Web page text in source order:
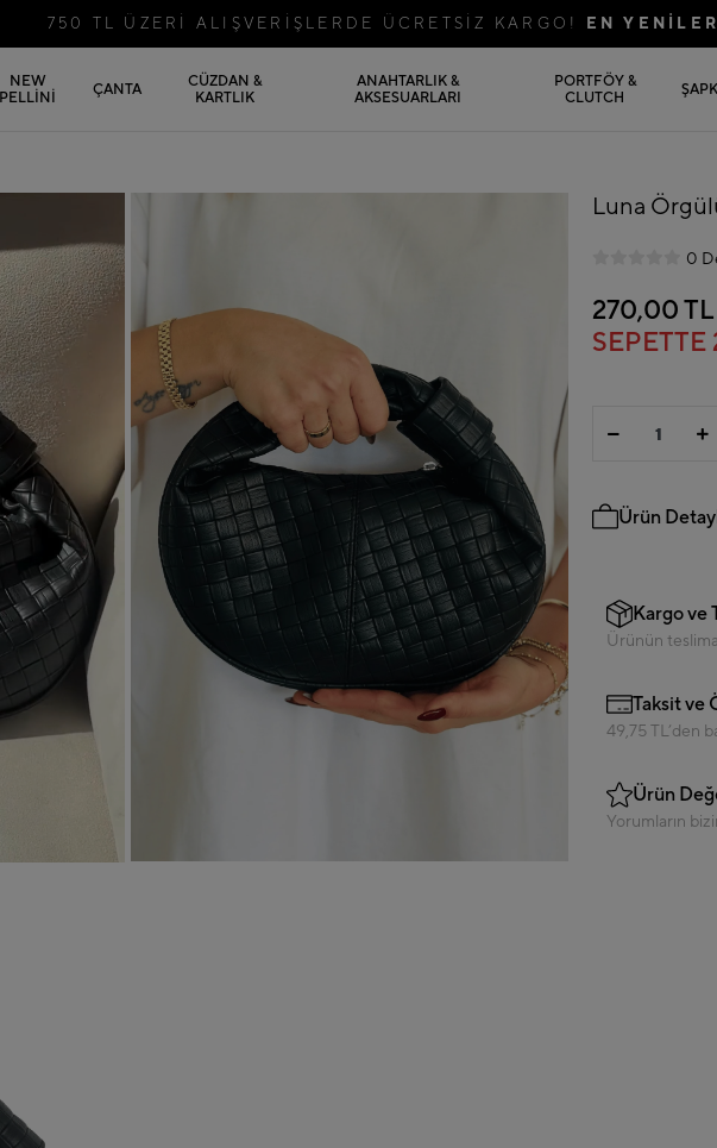
750 TL ÜZERİ ALIŞVERİŞLERDE ÜCRETSİZ KARGO! EN
NEW
PELLİNİ
ÇANTA
CÜZDAN &
KARTLIK
ANAHTARLIK &
AKSESUARLARI
PORTFÖY &
CLUTCH
Luna
0
270,00 TL
SEPETTE
Ürün
Kargo ve
Ürünün
Taksit ve
49,75 TL’den
Ürün
Yorumların